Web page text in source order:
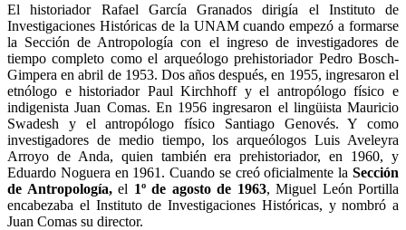
El historiador Rafael García Granados dirigía el Instituto de
Investigaciones Históricas de la UNAM cuando empezó a formarse
la Sección de Antropología con el ingreso de investigadores de
tiempo completo como el arqueólogo prehistoriador Pedro Bosch-
Gimpera en abril de 1953. Dos años después, en 1955, ingresaron el
etnólogo e historiador Paul Kirchhoff y el antropólogo físico e
indigenista Juan Comas. En 1956 ingresaron el lingüista Mauricio
Swadesh y el antropólogo físico Santiago Genovés. Y como
investigadores de medio tiempo, los arqueólogos Luis Aveleyra
Arroyo de Anda, quien también era prehistoriador, en 1960, y
Eduardo Noguera en 1961. Cuando se creó oficialmente la Sección
de Antropología, el 1º de agosto de 1963, Miguel León Portilla
encabezaba el Instituto de Investigaciones Históricas, y nombró a
Juan Comas su director.